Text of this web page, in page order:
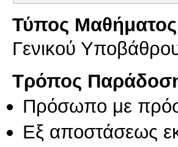
Τύπος Μαθήματος
Γενικού
Τρόπος
Πρόσωπο με
Eξ απoστάσεως